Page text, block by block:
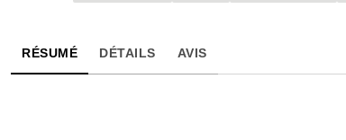
RÉSUMÉ DÉTAILS AVIS